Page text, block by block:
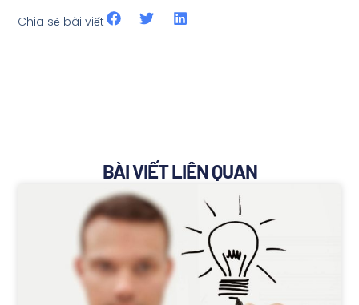
Chia sẻ bài viết
BÀI VIẾT LIÊN QUAN